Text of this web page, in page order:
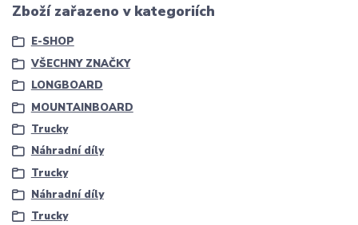
Zboží zařazeno v kategoriích
E-SHOP
VŠECHNY ZNAČKY
LONGBOARD
MOUNTAINBOARD
Trucky
Náhradní díly
Trucky
Náhradní díly
Trucky